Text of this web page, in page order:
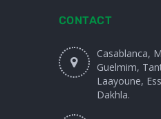
CONTACT
Casablanca,
Guelmim,
Laayoune,
Dakhla.